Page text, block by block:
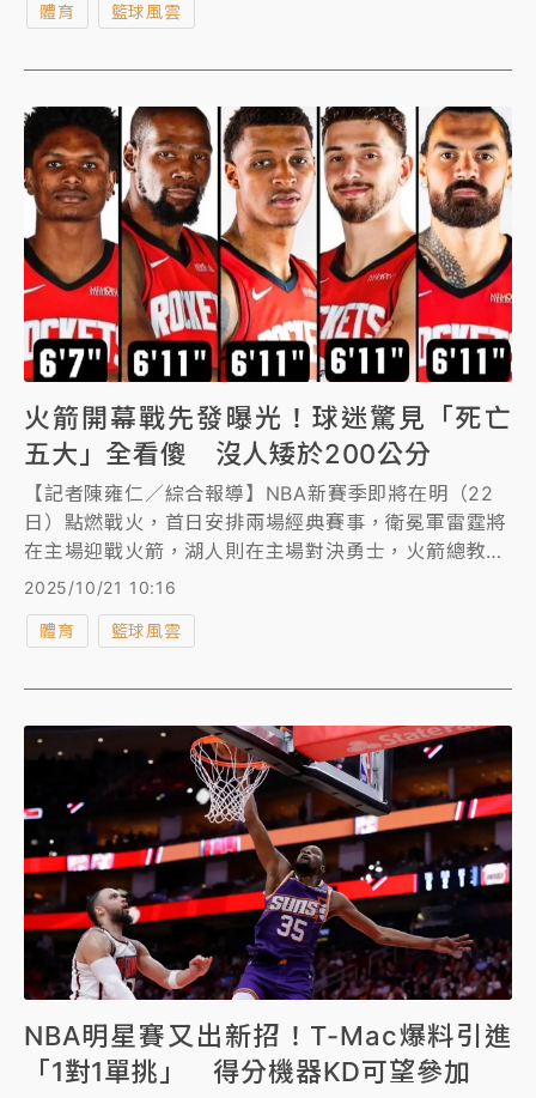
體育 籃球風雲
火箭開幕戰先發曝光！球迷驚見「死亡
五大」全看傻 沒人矮於200公分
【記者陳雍仁／綜合報導】NBA新賽季即將在明（22
日）點燃戰火，首日安排兩場經典賽事，衛冕軍雷霆將
在主場迎戰火箭，湖人則在主場對決勇士，火箭總教練
烏度卡（Ime Udoka）今（21日）公布開幕戰先發陣
霆一決高下，先發5人身高沒人低於200公分。
2025/10/21 10:16
體育 籃球風雲
NBA明星賽又出新招！T-Mac爆料引進
「1對1單挑」 得分機器KD可望參加